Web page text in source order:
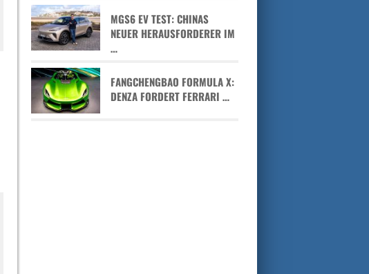
MGS6 EV TEST: CHINAS
NEUER HERAUSFORDERER IM
…
FANGCHENGBAO FORMULA X:
DENZA FORDERT FERRARI …